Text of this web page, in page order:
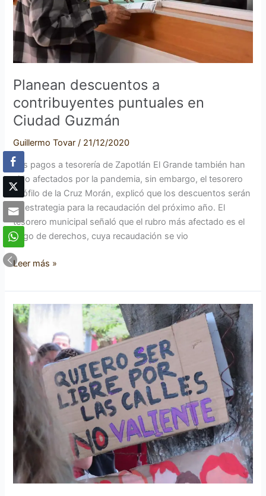
Planean descuentos a
contribuyentes puntuales en
Ciudad Guzmán
Guillermo Tovar / 21/12/2020
Los pagos a tesorería de Zapotlán El Grande también han
sido afectados por la pandemia, sin embargo, el tesorero
Teófilo de la Cruz Morán, explicó que los descuentos serán
su estrategia para la recaudación del próximo año. El
tesorero municipal señaló que el rubro más afectado es el
pago de derechos, cuya recaudación se vio
Guzmán
Leer más »
Sayula
y
Teocuitatlán
Corona
con
mayores
deficiencias
en
materia
de
violencia
hacia